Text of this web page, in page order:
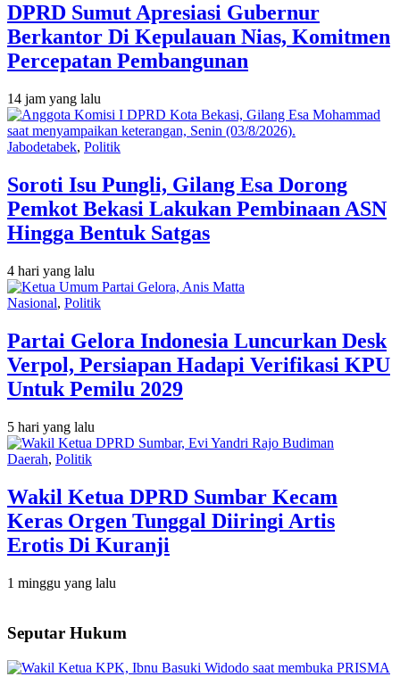
DPRD Sumut Apresiasi Gubernur
Berkantor Di Kepulauan Nias, Komitmen
Percepatan Pembangunan
14 jam yang lalu
Jabodetabek, Politik
Soroti Isu Pungli, Gilang Esa Dorong
Pemkot Bekasi Lakukan Pembinaan ASN
Hingga Bentuk Satgas
4 hari yang lalu
Nasional, Politik
Partai Gelora Indonesia Luncurkan Desk
Verpol, Persiapan Hadapi Verifikasi KPU
Untuk Pemilu 2029
5 hari yang lalu
Daerah, Politik
Wakil Ketua DPRD Sumbar Kecam
Keras Orgen Tunggal Diiringi Artis
Erotis Di Kuranji
1 minggu yang lalu
Seputar Hukum